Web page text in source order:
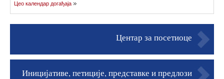
Цео календар догађаја
Центар за посетиоце
Иницијативе, петиције, представке и предлози